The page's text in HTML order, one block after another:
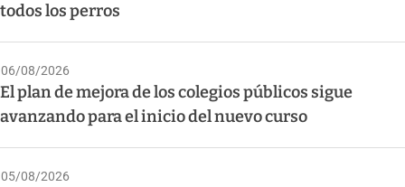
todos los perros
06/08/2026
El plan de mejora de los colegios públicos sigue
avanzando para el inicio del nuevo curso
05/08/2026